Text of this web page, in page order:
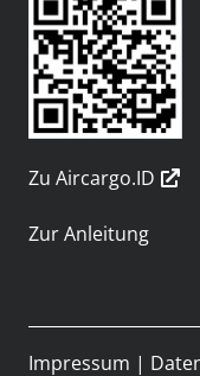
Zu Aircargo.ID
Zur Anleitung
Impressum |